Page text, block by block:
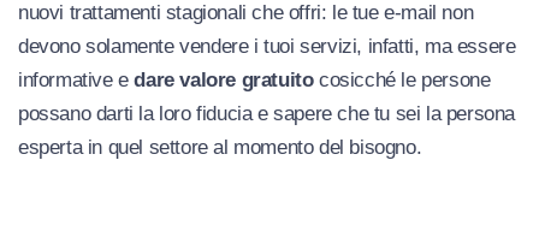
nuovi trattamenti stagionali che offri: le tue e-mail non
devono solamente vendere i tuoi servizi, infatti, ma essere
informative edare valore gratuitocosicché le persone
possano darti la loro fiducia e sapere che tu sei la persona
esperta in quel settore al momento del bisogno.